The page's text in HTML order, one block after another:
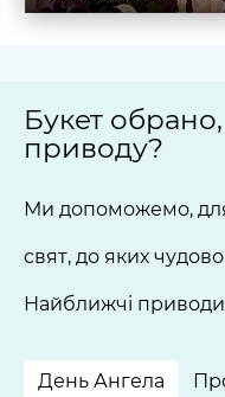
Букет
приводу?
Ми допоможемо,
свят, до яких
Найближчі
День Ангела